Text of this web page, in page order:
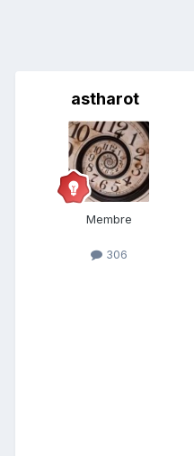
astharot
Membre
306